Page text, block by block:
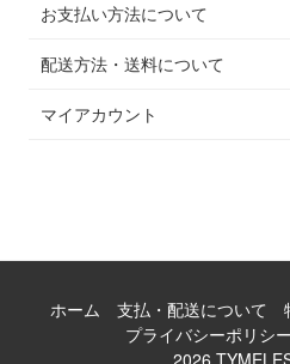
お支払い方法について
配送方法・送料について
マイアカウント
ホーム 支払・配送について
プライバシーポリシー